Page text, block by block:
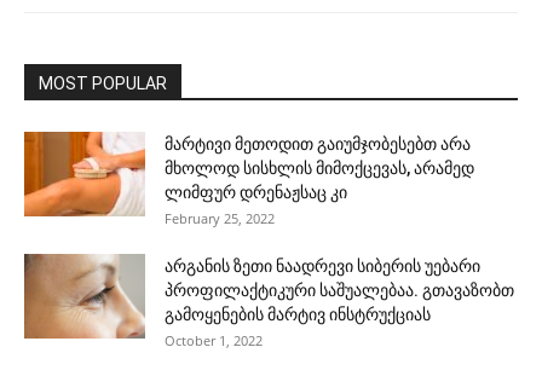
MOST POPULAR
მარტივი მეთოდით გაიუმჯობესებთ არა
მხოლოდ სისხლის მიმოქცევას, არამედ
ლიმფურ დრენაჟსაც კი
February 25, 2022
არგანის ზეთი ნაადრევი სიბერის უებარი
პროფილაქტიკური საშუალებაა. გთავაზობთ
გამოყენების მარტივ ინსტრუქციას
October 1, 2022